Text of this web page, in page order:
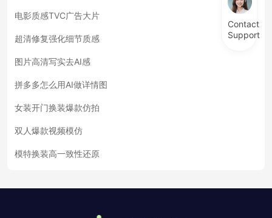
电影质感TVC广告大片
超清修复强化细节质感
图片高清写实去AI感
拼多多怎么用AI做详情图
女装开门换装爆款仿拍
双人爆款视频模仿
模特换装高一致性还原
Contact
Support